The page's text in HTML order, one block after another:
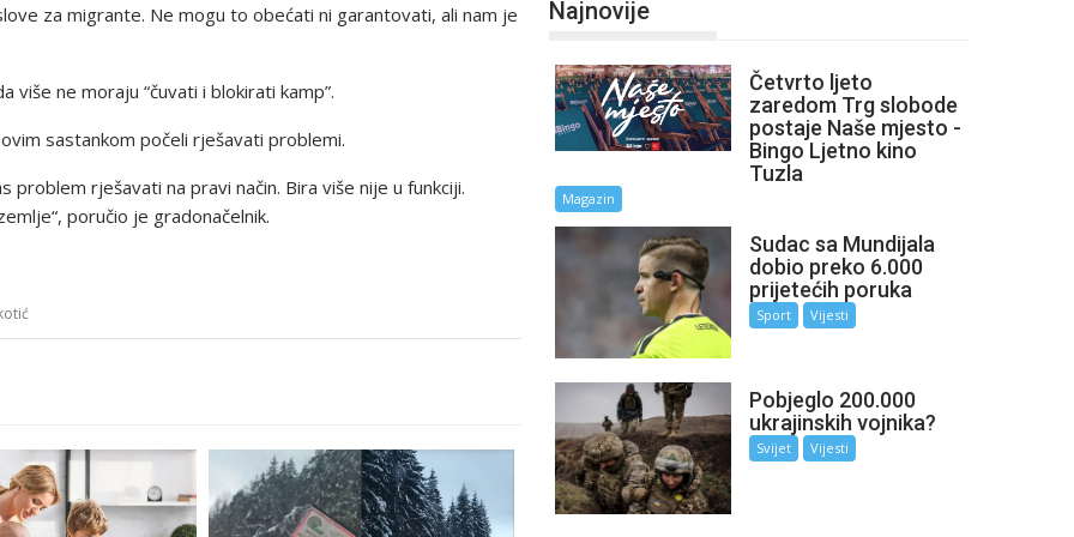
za migrante. Ne mogu to obećati ni garantovati, ali nam je
više ne moraju “čuvati i blokirati kamp”.
sastankom počeli rješavati problemi.
rješavati na pravi način. Bira više nije u funkciji.
poručio je gradonačelnik.
Najnovije
Četvrto ljeto
zaredom Trg slobode
postaje Naše mjesto -
Bingo Ljetno kino
Tuzla
Magazin
Sudac sa Mundijala
dobio preko 6.000
prijetećih poruka
Sport Vijesti
Pobjeglo 200.000
ukrajinskih vojnika?
Svijet Vijesti